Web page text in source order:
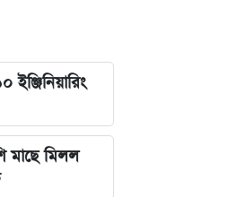
ইঞ্জিনিয়ারিং
মাছে মিলল